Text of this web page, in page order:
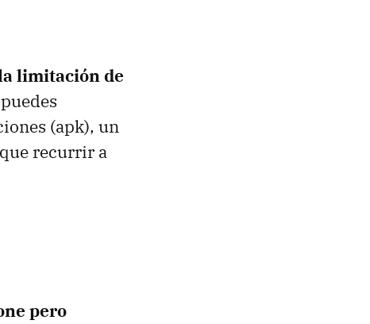
limitación de
(apk), un
recurrir a
pero